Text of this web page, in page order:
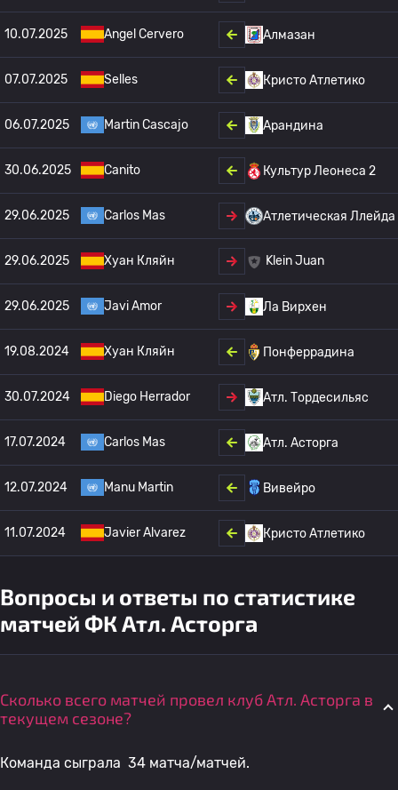
10.07.2025 Angel Cervero Алмазан
07.07.2025 Selles Кристо Атлетико
06.07.2025 Martin Cascajo Арандина
30.06.2025 Canito Культур Леонеса 2
29.06.2025 Carlos Mas Атлетическая Ллейда
29.06.2025 Хуан Кляйн Klein Juan
29.06.2025 Javi Amor Ла Вирхен
19.08.2024 Хуан Кляйн Понферрадина
30.07.2024 Diego Herrador Атл. Тордесильяс
17.07.2024 Carlos Mas Атл. Асторга
12.07.2024 Manu Martin Вивейро
11.07.2024 Javier Alvarez Кристо Атлетико
Вопросы и ответы по статистике
матчей ФК Атл. Асторга
Сколько всего матчей провел клуб Атл. Асторга в
текущем сезоне?
Команда сыграла 34 матча/матчей.